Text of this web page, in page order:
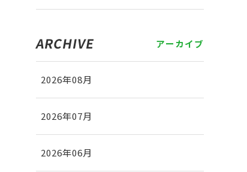
ARCHIVE アーカイブ
2026年08月
2026年07月
2026年06月